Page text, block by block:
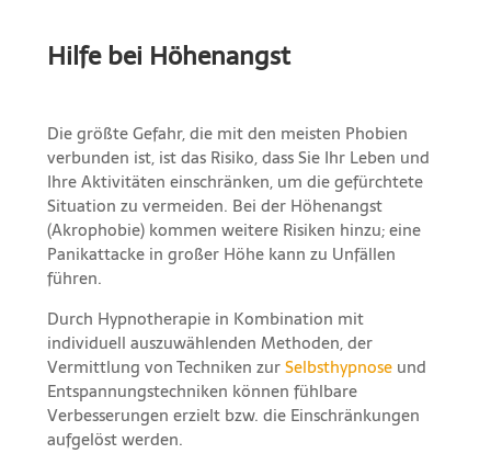
Hilfe bei Höhenangst
Die größte Gefahr, die mit den meisten Phobien
verbunden ist, ist das Risiko, dass Sie Ihr Leben und
Ihre Aktivitäten einschränken, um die gefürchtete
Situation zu vermeiden. Bei der Höhenangst
(Akrophobie) kommen weitere Risiken hinzu; eine
Panikattacke in großer Höhe kann zu Unfällen
führen.
Durch Hypnotherapie in Kombination mit
individuell auszuwählenden Methoden, der
Vermittlung von Techniken zurSelbsthypnoseund
Entspannungstechniken können fühlbare
Verbesserungen erzielt bzw. die Einschränkungen
aufgelöst werden.